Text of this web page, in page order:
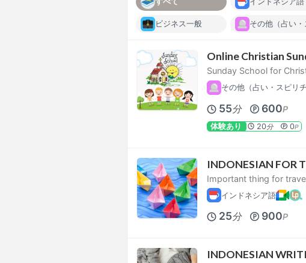
ビジネス一般 その他（占い・
Online Christian
Sunday School for
その他（占い・スピリ
55分 600P
体験あり 20分 0P
INDONESIAN FOR
Important thing for
インドネシア語
25分 900P
INDONESIAN